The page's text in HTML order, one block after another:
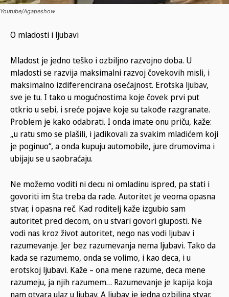
Youtube/Agapeshow
O mladosti i ljubavi
Mladost je jedno teško i ozbiljno razvojno doba. U
mladosti se razvija maksimalni razvoj čovekovih misli, i
maksimalno izdiferencirana osećajnost. Erotska ljubav,
sve je tu. I tako u mogućnostima koje čovek prvi put
otkrio u sebi, i sreće pojave koje su takođe razgranate.
Problem je kako odabrati. I onda imate onu priču, kaže:
„u ratu smo se plašili, i jadikovali za svakim mladićem koji
je poginuo“, a onda kupuju automobile, jure drumovima i
ubijaju se u saobraćaju.
Ne možemo voditi ni decu ni omladinu ispred, pa stati i
govoriti im šta treba da rade. Autoritet je veoma opasna
stvar, i opasna reč. Kad roditelj kaže izgubio sam
autoritet pred decom, on u stvari govori gluposti. Ne
vodi nas kroz život autoritet, nego nas vodi ljubav i
razumevanje. Jer bez razumevanja nema ljubavi. Tako da
kada se razumemo, onda se volimo, i kao deca, i u
erotskoj ljubavi. Kaže – ona mene razume, deca mene
razumeju, ja njih razumem… Razumevanje je kapija koja
nam otvara ulaz u ljubav. A ljubav je jedna ozbiljna stvar.